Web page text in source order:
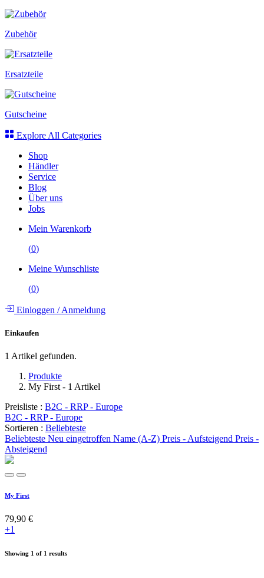
Zubehör
Ersatzteile
Gutscheine
Explore All Categories
Shop
Händler
Service
Blog
Über uns
Jobs
Mein Warenkorb
(0)
Meine Wunschliste
(0)
Einloggen /Anmeldung
Einkaufen
1 Artikel gefunden.
Produkte
My First- 1 Artikel
Preisliste : B2C - RRP - Europe
B2C - RRP - Europe
Sortieren : Beliebteste
Beliebteste Neu eingetroffen Name (A-Z) Preis - Aufsteigend Preis -
Absteigend
My First
79,90 €
+1
Showing 1 of 1 results